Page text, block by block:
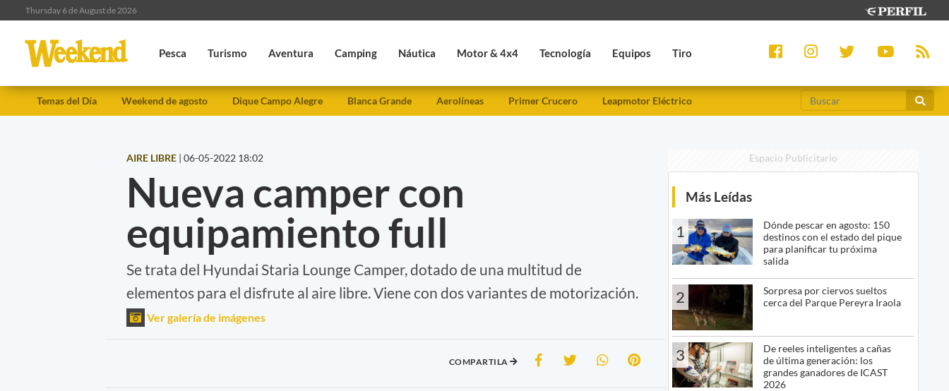
Thursday 6 de August de 2026
Pesca Turismo Aventura Camping Náutica Motor & 4x4 Tecnología Equipos Tiro
Temas del Día Weekend de agosto Dique Campo Alegre Blanca Grande Aerolíneas Primer Crucero Leapmotor Eléctrico
AIRE LIBRE | 06-05-2022 18:02
Nueva camper con
equipamiento full
Se trata del Hyundai Staria Lounge Camper, dotado de una multitud de
elementos para el disfrute al aire libre. Viene con dos variantes de motorización.
Ver galería de imágenes
COMPARTILA
Espacio Publicitario
Más Leídas
1
Dónde pescar en agosto: 150
destinos con el estado del pique
para planificar tu próxima
salida
2
Sorpresa por ciervos sueltos
cerca del Parque Pereyra Iraola
3
De reeles inteligentes a cañas
de última generación: los
grandes ganadores de ICAST
2026